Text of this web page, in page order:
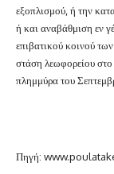
εξοπλισμού, ή την
ή και αναβάθμιση εν
επιβατικού κοινού
στάση λεωφορείου
πλημμύρα του
Πηγή: